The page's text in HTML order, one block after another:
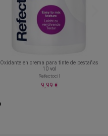
Oxidante en crema para tinte de pestañas
10 vol
Refectocil
9,99 €